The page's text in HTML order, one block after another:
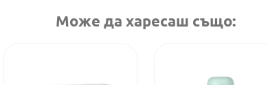
Може да харесаш също: